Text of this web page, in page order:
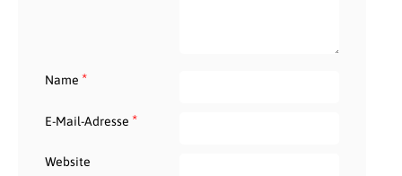
Name *
E-Mail-Adresse *
Website